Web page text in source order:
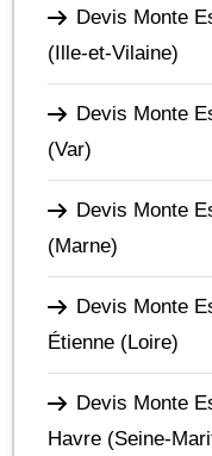
Devis Monte
(Ille-et-Vilaine)
Devis Monte
(Var)
Devis Monte
(Marne)
Devis Monte
Étienne (Loire)
Devis Monte
Havre (Seine-